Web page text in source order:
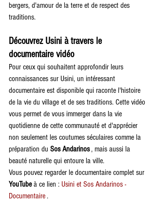
bergers, d'amour de la terre et de respect des
traditions.
Découvrez Usini à travers le
documentaire vidéo
Pour ceux qui souhaitent approfondir leurs
connaissances sur Usini, un intéressant
documentaire est disponible qui raconte l'histoire
de la vie du village et de ses traditions. Cette vidéo
vous permet de vous immerger dans la vie
quotidienne de cette communauté et d'apprécier
non seulement les coutumes séculaires comme la
préparation du Sos Andarinos , mais aussi la
beauté naturelle qui entoure la ville.
Vous pouvez regarder le documentaire complet sur
YouTube à ce lien : Usini et Sos Andarinos -
Documentaire .